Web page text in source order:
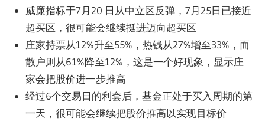
威廉指标于7月20 日从中立区反弹，7月25日已接近
超买区，很可能会继续挺进迈向超买区
庄家持票从12%升至55%，热钱从27%增至33%，而
散户则从61%降至12%，这是一个好现象，显示庄
家会把股价进一步推高
经过6个交易日的利套后，基金正处于买入周期的第
一天，很可能会继续把股价推高以实现目标价